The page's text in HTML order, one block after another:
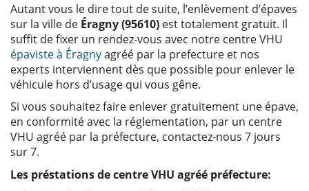
Autant vous le dire tout de suite, l’enlèvement d’épaves
sur la ville de Éragny (95610) est totalement gratuit. Il
suffit de fixer un rendez-vous avec notre centre VHU
épaviste à Éragnyagréé par la prefecture et nos
experts interviennent dès que possible pour enlever le
véhicule hors d’usage qui vous gêne.
Si vous souhaitez faire enlever gratuitement une épave,
en conformité avec la réglementation, par un centre
VHU agréé par la préfecture, contactez-nous 7 jours
sur 7.
Les préstations de centre VHU agréé préfecture: